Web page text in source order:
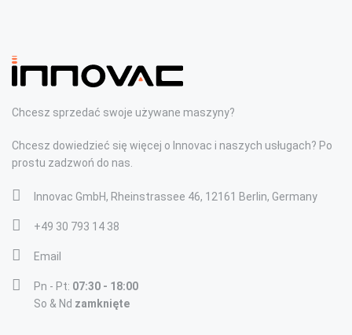
Chcesz sprzedać swoje używane maszyny?
Chcesz dowiedzieć się więcej o Innovac i naszych usługach? Po
prostu zadzwoń do nas.
Innovac GmbH, Rheinstrassee 46, 12161 Berlin, Germany
+49 30 793 14 38
Email
Pn - Pt: 07:30 - 18:00
So & Nd zamknięte